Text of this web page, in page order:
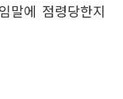
말에 점령당한지